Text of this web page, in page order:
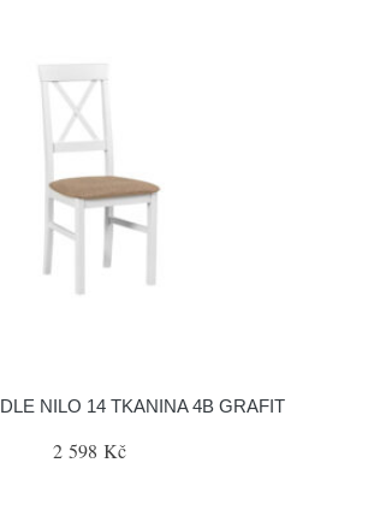
NILO 14 TKANINA 4B GRAFIT
2 598 Kč